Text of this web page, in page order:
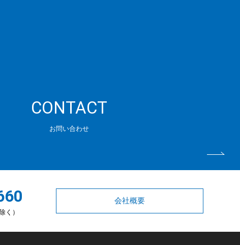
CONTACT
お問い合わせ
く）
会社概要